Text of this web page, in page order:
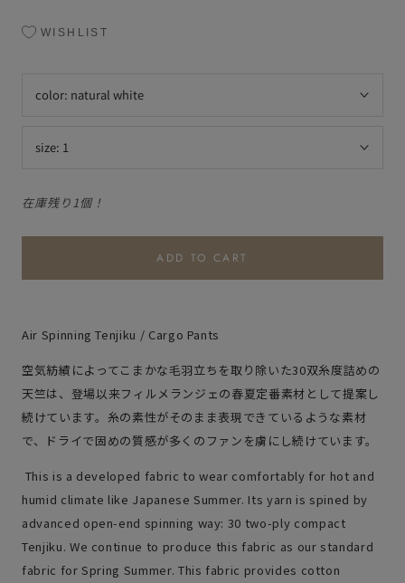
WISHLIST
color: natural white
size: 1
在庫残り1個！
ADD TO CART
Air Spinning Tenjiku / Cargo Pants
空気紡績によってこまかな毛羽立ちを取り除いた30双糸度詰めの
天竺は、登場以来フィルメランジェの春夏定番素材として提案し
続けています。糸の素性がそのまま表現できているような素材
で、ドライで固めの質感が多くのファンを虜にし続けています。
This is a developed fabric to wear comfortably for hot and
humid climate like Japanese Summer. Its yarn is spined by
advanced open-end spinning way: 30 two-ply compact
Tenjiku. We continue to produce this fabric as our standard
fabric for Spring Summer. This fabric provides cotton